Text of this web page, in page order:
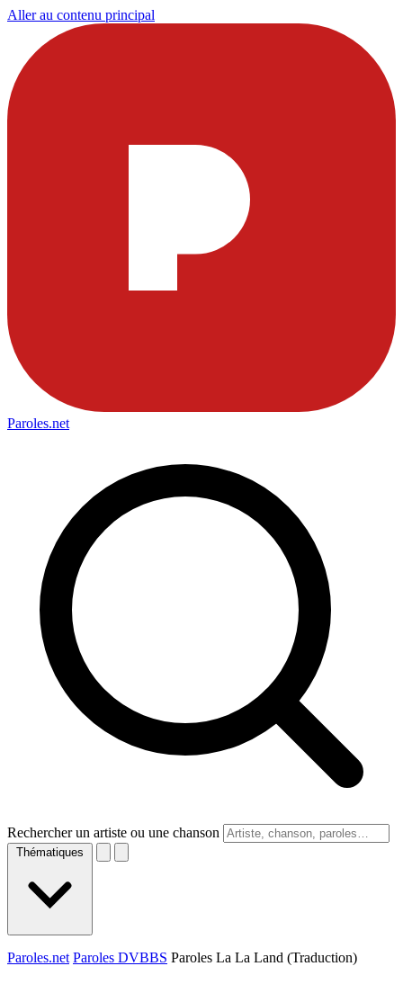
Aller au contenu principal
Paroles.net
Rechercher un artiste ou une chanson
Thématiques
Paroles.net Paroles DVBBS Paroles La La Land (Traduction)